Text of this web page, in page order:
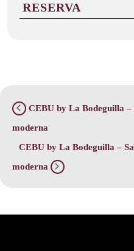
RESERVA
CEBU by La Bodeguilla –
moderna
CEBU by La Bodeguilla –
moderna